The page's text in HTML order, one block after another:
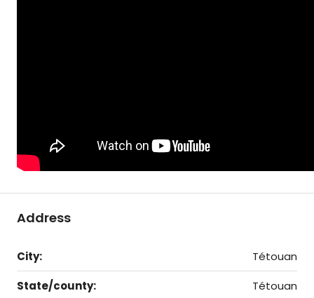
Address
City:
Tétouan
State/county:
Tétouan